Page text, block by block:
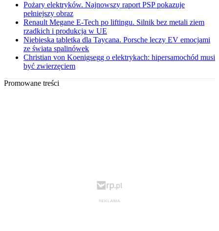
Pożary elektryków. Najnowszy raport PSP pokazuje
pełniejszy obraz
Renault Megane E-Tech po liftingu. Silnik bez metali ziem
rzadkich i produkcja w UE
Niebieska tabletka dla Taycana. Porsche leczy EV emocjami
ze świata spalinówek
Christian von Koenigsegg o elektrykach: hipersamochód musi
być zwierzęciem
Promowane treści